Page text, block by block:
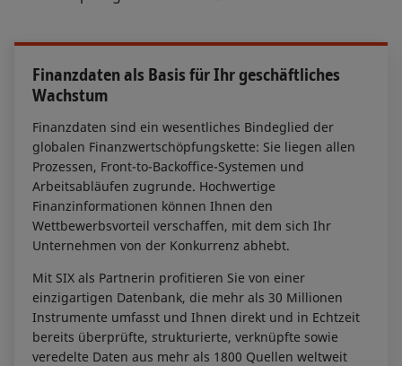
Finanzdaten als Basis für Ihr geschäftliches
Wachstum
Finanzdaten sind ein wesentliches Bindeglied der
globalen Finanzwertschöpfungskette: Sie liegen allen
Prozessen, Front-to-Backoffice-Systemen und
Arbeitsabläufen zugrunde. Hochwertige
Finanzinformationen können Ihnen den
Wettbewerbsvorteil verschaffen, mit dem sich Ihr
Unternehmen von der Konkurrenz abhebt.
Mit SIX als Partnerin profitieren Sie von einer
einzigartigen Datenbank, die mehr als 30 Millionen
Instrumente umfasst und Ihnen direkt und in Echtzeit
bereits überprüfte, strukturierte, verknüpfte sowie
veredelte Daten aus mehr als 1800 Quellen weltweit